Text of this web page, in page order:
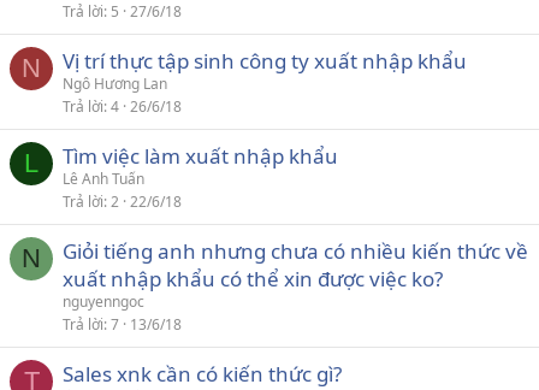
Trả lời 5 27/6/18
N Vị trí thực tập sinh công ty xuất nhập khẩu
Ngô Hương Lan
Trả lời 4 26/6/18
L Tìm việc làm xuất nhập khẩu
Lê Anh Tuấn
Trả lời 2 22/6/18
N
Giỏi tiếng anh nhưng chưa có nhiều kiến thức về
xuất nhập khẩu có thể xin được việc ko?
nguyenngoc
Trả lời 7 13/6/18
T Sales xnk cần có kiến thức gì?